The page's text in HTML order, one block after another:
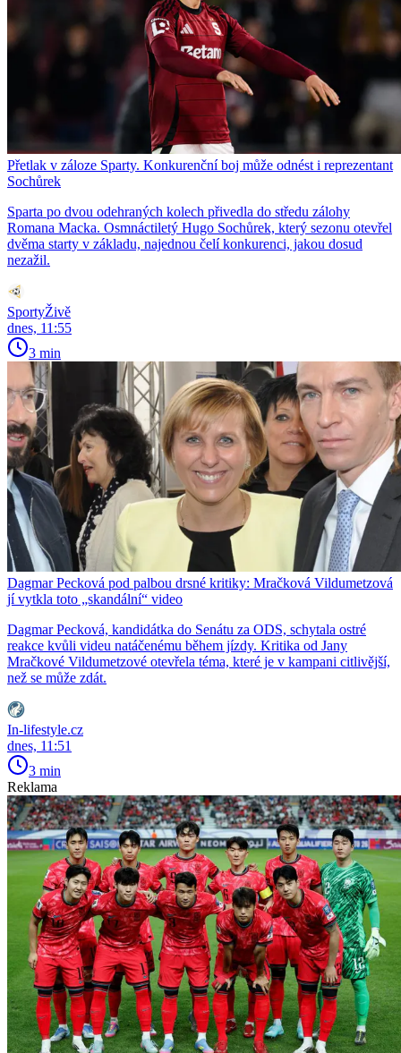
Přetlak v záloze Sparty. Konkurenční boj může odnést i reprezentant
Sochůrek
Sparta po dvou odehraných kolech přivedla do středu zálohy
Romana Macka. Osmnáctiletý Hugo Sochůrek, který sezonu otevřel
dvěma starty v základu, najednou čelí konkurenci, jakou dosud
nezažil.
SportyŽivě
dnes, 11:55
3 min
Dagmar Pecková pod palbou drsné kritiky: Mračková Vildumetzová
jí vytkla toto „skandální“ video
Dagmar Pecková, kandidátka do Senátu za ODS, schytala ostré
reakce kvůli videu natáčenému během jízdy. Kritika od Jany
Mračkové Vildumetzové otevřela téma, které je v kampani citlivější,
než se může zdát.
In-lifestyle.cz
dnes, 11:51
3 min
Reklama